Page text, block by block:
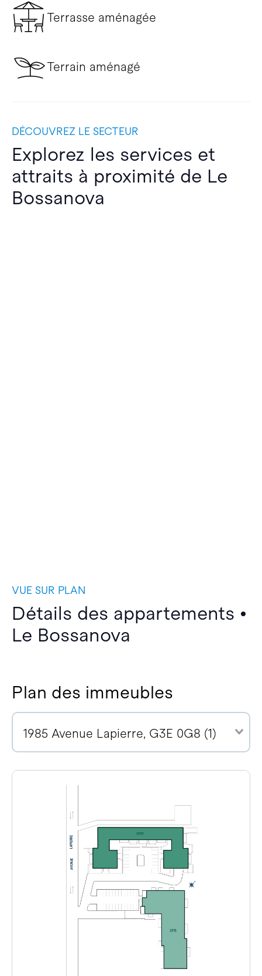
Terrasse aménagée
Terrain aménagé
DÉCOUVREZ LE SECTEUR
Explorez les services et
attraits à proximité de Le
Bossanova
VUE SUR PLAN
Détails des appartements •
Le Bossanova
Plan des immeubles
1985 Avenue Lapierre, G3E 0G8 (1)